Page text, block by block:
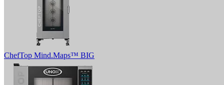
ChefTop Mind.Maps™ BIG